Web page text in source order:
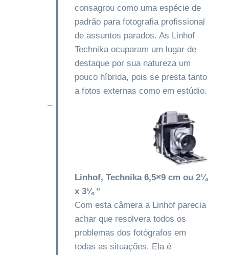
consagrou como uma espécie de
padrão para fotografia profissional
de assuntos parados. As Linhof
Technika ocuparam um lugar de
destaque por sua natureza um
pouco híbrida, pois se presta tanto
a fotos externas como em estúdio.
–
Linhof, Technika 6,5×9 cm ou 2¼
x 3¼ “
Com esta câmera a Linhof parecia
achar que resolvera todos os
problemas dos fotógrafos em
todas as situações. Ela é